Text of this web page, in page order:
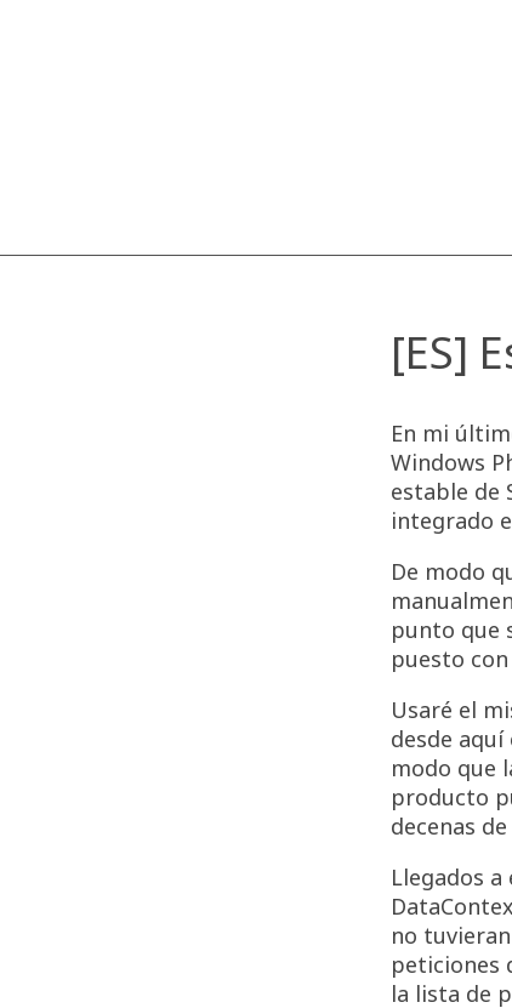
[ES]
En mi
Windows
estable de
integrado
De modo
punto que
puesto
Usaré el
desde
modo que
producto
decenas
Llegados
no
peticiones
la lista de